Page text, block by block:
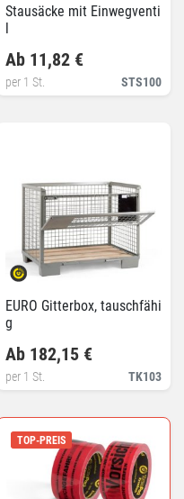
Stausäcke mit Einwegventi
l
STS100
Ab 11,82 €
per 1 St.
EURO Gitterbox, tauschfähi
g
TK103
Ab 182,15 €
per 1 St.
TOP-PREIS